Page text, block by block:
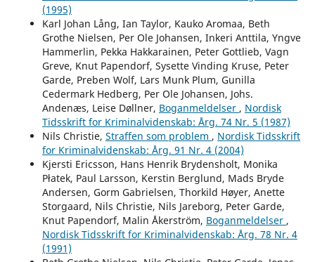
(1995)
Karl Johan Lång, Ian Taylor, Kauko Aromaa, Beth
Grothe Nielsen, Per Ole Johansen, Inkeri Anttila, Yngve
Hammerlin, Pekka Hakkarainen, Peter Gottlieb, Vagn
Greve, Knut Papendorf, Sysette Vinding Kruse, Peter
Garde, Preben Wolf, Lars Munk Plum, Gunilla
Cedermark Hedberg, Per Ole Johansen, Johs.
Andenæs, Leise Døllner, Boganmeldelser , Nordisk
Tidsskrift for Kriminalvidenskab: Årg. 74 Nr. 5 (1987)
Nils Christie, Straffen som problem , Nordisk Tidsskrift
for Kriminalvidenskab: Årg. 91 Nr. 4 (2004)
Kjersti Ericsson, Hans Henrik Brydensholt, Monika
Płatek, Paul Larsson, Kerstin Berglund, Mads Bryde
Andersen, Gorm Gabrielsen, Thorkild Høyer, Anette
Storgaard, Nils Christie, Nils Jareborg, Peter Garde,
Knut Papendorf, Malin Åkerström, Boganmeldelser ,
Nordisk Tidsskrift for Kriminalvidenskab: Årg. 78 Nr. 4
(1991)